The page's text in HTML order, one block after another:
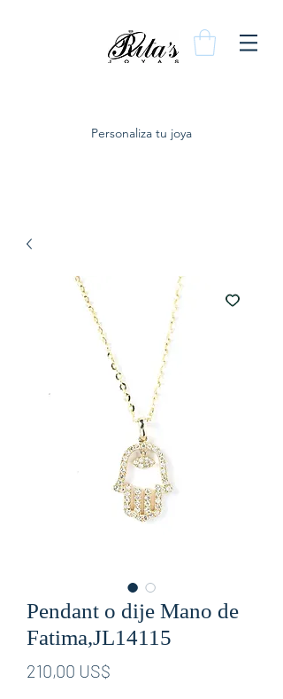
Personaliza tu joya
Pendant o dije Mano de
Fatima,JL14115
210,00 US$